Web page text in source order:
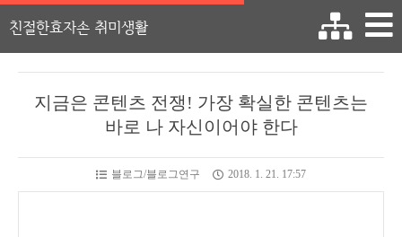
친절한효자손 취미생활
지금은 콘텐츠 전쟁! 가장 확실한 콘텐츠는
바로 나 자신이어야 한다
블로그/블로그연구 2018. 1. 21. 17:57